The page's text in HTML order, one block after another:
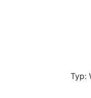
Typ: